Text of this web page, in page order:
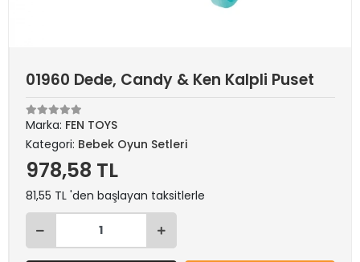
01960 Dede, Candy & Ken Kalpli Puset
Marka: FEN TOYS
Kategori: Bebek Oyun Setleri
978,58 TL
81,55 TL 'den başlayan taksitlerle